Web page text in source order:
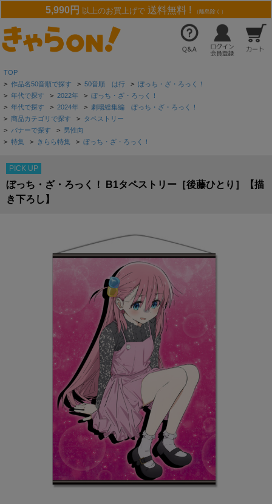
5,990円 以上のお買上げで 送料無料 ! （離島除く）
TOP
> 作品名50音順で探す > 50音順 は行 > ぼっち・ざ・ろっく！
> 年代で探す > 2022年 > ぼっち・ざ・ろっく！
> 年代で探す > 2024年 > 劇場総集編 ぼっち・ざ・ろっく！
> 商品カテゴリで探す > タペストリー
> バナーで探す > 男性向
> 特集 > きらら特集 > ぼっち・ざ・ろっく！
PICK UP
ぼっち・ざ・ろっく！ B1タペストリー［後藤ひとり］【描
き下ろし】